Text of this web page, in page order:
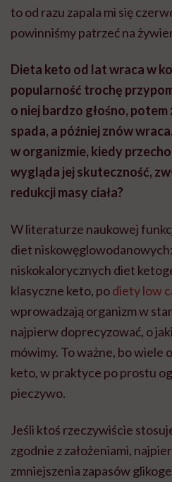
to od razu zapala mi się
powinniśmy patrzeć na
Dieta keto od lat wraca w
popularność trochę
o niej bardzo głośno,
spada, a później znów
w organizmie, kiedy
wygląda jej skuteczność,
redukcji masy ciała?
W literaturze naukowej
diet
niskokalorycznych diet
klasyczne keto, podiety low
wprowadzają organizm w
najpierw doprecyzować, o
mówimy. To ważne, bo wiele
keto, w praktyce po prostu
pieczywo.
Jeśli ktoś rzeczywiście
zgodnie z założeniami,
zmniejszenia zapasów